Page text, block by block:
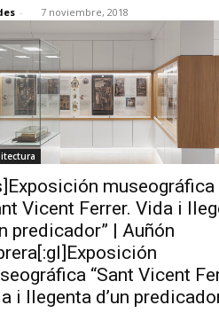
- 7 noviembre, 2018
museográfica
Vicent Ferrer. Vida i
predicador” | Auñón
“Sant Vicent
i llegenta d’un